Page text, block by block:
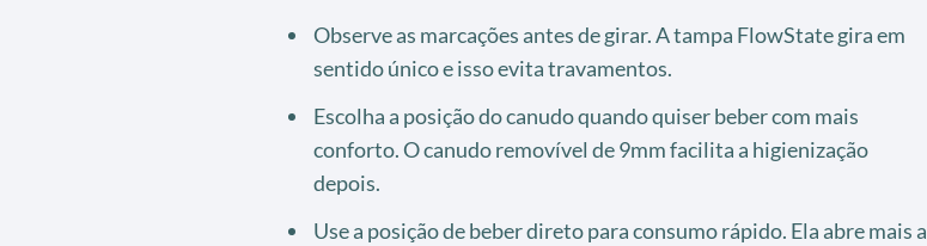
Observe as marcações antes de girar. A tampa FlowState gira em
sentido único e isso evita travamentos.
Escolha a posição do canudo quando quiser beber com mais
conforto. O canudo removível de 9mm facilita a higienização
depois.
Use a posição de beber direto para consumo rápido. Ela abre mais a